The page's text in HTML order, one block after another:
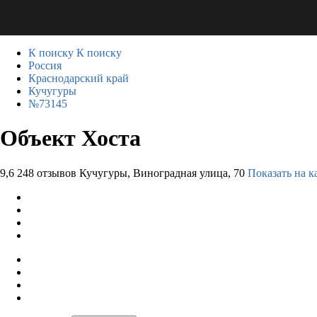
К поиску К поиску
Россия
Краснодарский край
Кучугуры
№73145
Объект Хоста
9,6 248 отзывов Кучугуры, Виноградная улица, 70 Показать на